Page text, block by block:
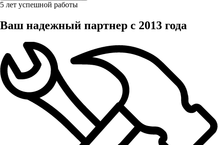
5 лет успешной работы
Ваш надежный партнер с 2013 года